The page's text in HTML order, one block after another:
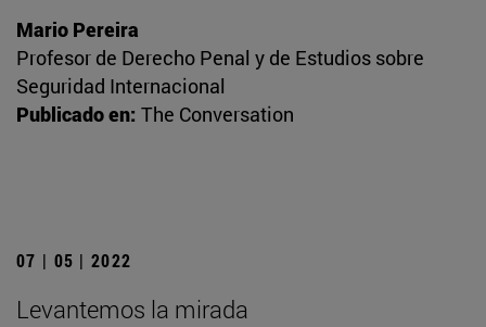
Mario Pereira
Profesor de Derecho Penal y de Estudios sobre
Seguridad Internacional
Publicado en: The Conversation
07 | 05 | 2022
Levantemos la mirada